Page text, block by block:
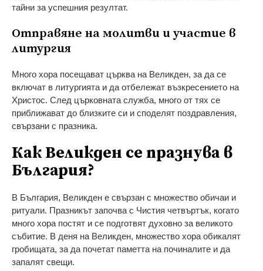
тайни за успешния резултат.
Отправяне на молитви и участие в
литургия
Много хора посещават църква на Великден, за да се
включат в литургията и да отбележат възкресението на
Христос. След църковната служба, много от тях се
приближават до близките си и споделят поздравления,
свързани с празника.
Как Великден се празнува в
България?
В България, Великден е свързан с множество обичаи и
ритуали. Празникът започва с Чистия четвъртък, когато
много хора постят и се подготвят духовно за великото
събитие. В деня на Великден, множество хора обикалят
гробищата, за да почетат паметта на починалите и да
запалят свещи.